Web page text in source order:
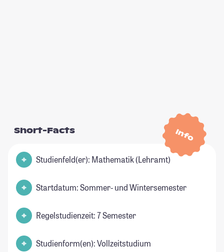
Info
Short-Facts
Studienfeld(er): Mathematik (Lehramt)
Startdatum: Sommer- und Wintersemester
Regelstudienzeit: 7 Semester
Studienform(en): Vollzeitstudium